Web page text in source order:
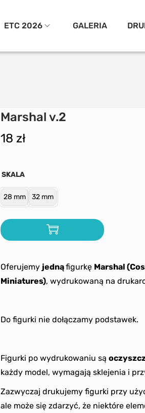
ETC 2026 GALERIA
Marshal v.2
18 zł
Oferujemy jednąfigurkę Marshal
Miniatures), wydrukowaną na
Do figurki nie dołączamy podstawek.
Figurki po wydrukowaniu są
każdy model, wymagają sklejenia i
Zazwyczaj drukujemy figurki przy
ale może się zdarzyć, że niektóre
SKALA
28 mm 32 mm